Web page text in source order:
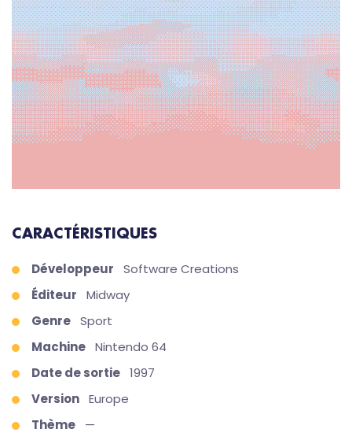
CARACTÉRISTIQUES
Développeur
Software Creations
Éditeur
Midway
Genre Sport
Machine Nintendo 64
Date de sortie 1997
Version Europe
Thème
—